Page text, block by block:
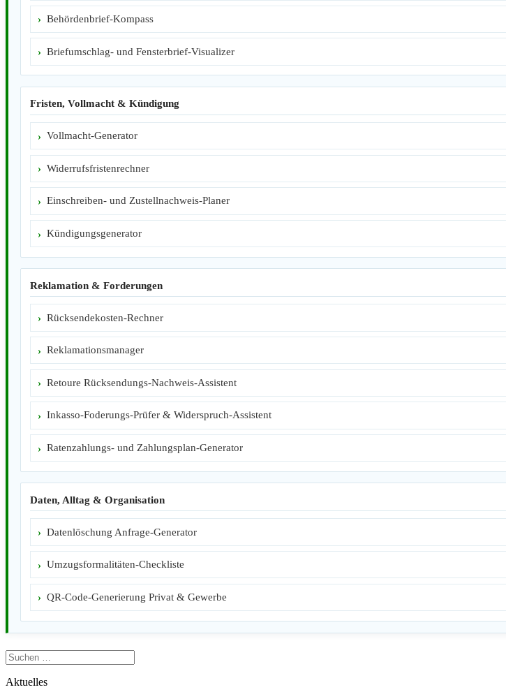
Behördenbrief-Kompass
Briefumschlag- und Fensterbrief-Visualizer
Fristen, Vollmacht & Kündigung
Vollmacht-Generator
Widerrufsfristenrechner
Einschreiben- und Zustellnachweis-Planer
Kündigungsgenerator
Reklamation & Forderungen
Rücksendekosten-Rechner
Reklamationsmanager
Retoure Rücksendungs-Nachweis-Assistent
Inkasso-Foderungs-Prüfer & Widerspruch-Assistent
Ratenzahlungs- und Zahlungsplan-Generator
Daten, Alltag & Organisation
Datenlöschung Anfrage-Generator
Umzugsformalitäten-Checkliste
QR-Code-Generierung Privat & Gewerbe
Suchen
nach:
Aktuelles